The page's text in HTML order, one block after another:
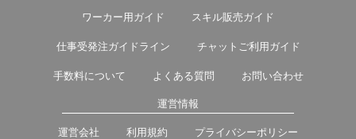
ワーカー用ガイド スキル販売ガイド
仕事受発注ガイドライン チャットご利用ガイド
手数料について よくある質問 お問い合わせ
運営情報
運営会社 利用規約 プライバシーポリシー